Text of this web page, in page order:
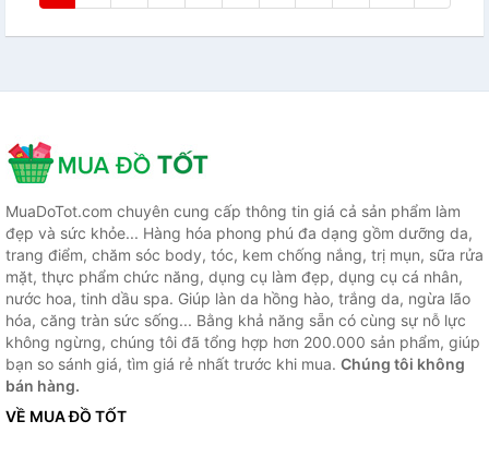
MuaDoTot.com chuyên cung cấp thông tin giá cả sản phẩm làm
đẹp và sức khỏe... Hàng hóa phong phú đa dạng gồm dưỡng da,
trang điểm, chăm sóc body, tóc, kem chống nắng, trị mụn, sữa rửa
mặt, thực phẩm chức năng, dụng cụ làm đẹp, dụng cụ cá nhân,
nước hoa, tinh dầu spa. Giúp làn da hồng hào, trắng da, ngừa lão
hóa, căng tràn sức sống... Bằng khả năng sẵn có cùng sự nỗ lực
không ngừng, chúng tôi đã tổng hợp hơn 200.000 sản phẩm, giúp
bạn so sánh giá, tìm giá rẻ nhất trước khi mua. Chúng tôi không
bán hàng.
VỀ MUA ĐỒ TỐT